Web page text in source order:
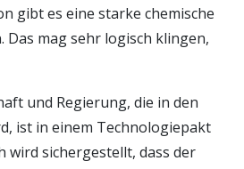
gibt es eine starke chemische
Das mag sehr logisch klingen,
und Regierung, die in den
ist in einem Technologiepakt
wird sichergestellt, dass der